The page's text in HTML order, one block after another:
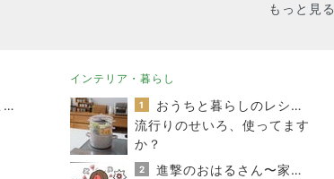
もっと見る
スコットランドひきこもり日記
インテリア・暮らし
1
おうちと暮らしのレシピ 〜HOME&LIFE〜
流行りのせいろ、使ってます
か？
2
進撃のおはるさん〜家づくり失敗したけど私は元気です〜